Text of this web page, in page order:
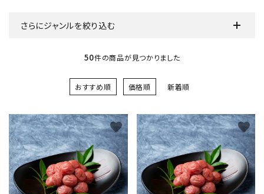
価格から探す
ご利用ガイド
さらにジャンルを絞り込む
50件の商品が見つかりました
おすすめ順 価格順 新着順
favorite favorite